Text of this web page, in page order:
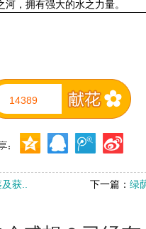
，拥有强大的水之力量。
14389
获.. 下一篇： 绿